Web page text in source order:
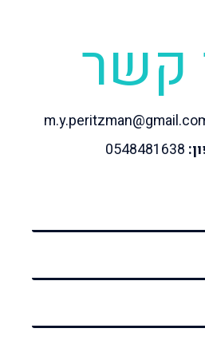
קשר